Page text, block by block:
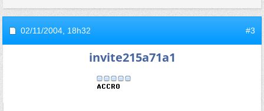
02/11/2004, 18h32 #3
invite215a71a1